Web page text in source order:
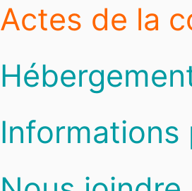
Actes de la
Informations